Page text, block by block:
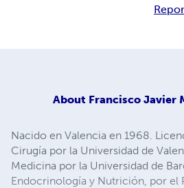
About Francisco Javier
Nacido en Valencia en 1968.
Cirugía por la Universidad de
Medicina por la Universidad de
Endocrinología y Nutrición, por el